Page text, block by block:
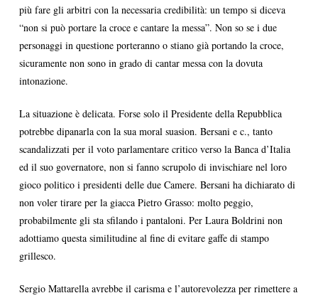
più fare gli arbitri con la necessaria credibilità: un tempo si diceva
“non si può portare la croce e cantare la messa”. Non so se i due
personaggi in questione porteranno o stiano già portando la croce,
sicuramente non sono in grado di cantar messa con la dovuta
intonazione.
La situazione è delicata. Forse solo il Presidente della Repubblica
potrebbe dipanarla con la sua moral suasion. Bersani e c., tanto
scandalizzati per il voto parlamentare critico verso la Banca d’Italia
ed il suo governatore, non si fanno scrupolo di invischiare nel loro
gioco politico i presidenti delle due Camere. Bersani ha dichiarato di
non voler tirare per la giacca Pietro Grasso: molto peggio,
probabilmente gli sta sfilando i pantaloni. Per Laura Boldrini non
adottiamo questa similitudine al fine di evitare gaffe di stampo
grillesco.
Sergio Mattarella avrebbe il carisma e l’autorevolezza per rimettere a